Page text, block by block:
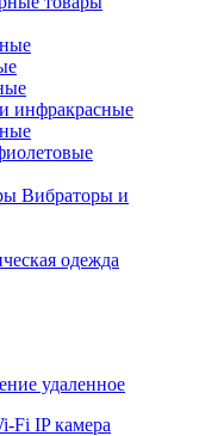
инфракрасные
Вибраторы и
одежда